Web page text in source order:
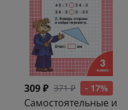
309 ₽ 371 ₽ - 17%
Самостоятельные и